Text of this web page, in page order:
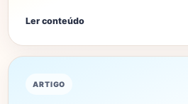
Ler conteúdo
ARTIGO